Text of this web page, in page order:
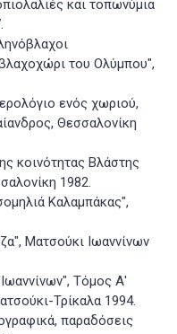
και τοπωνύμια
του Ολύμπου",
ενός χωριού,
Θεσσαλονίκη
κοινότητας Βλάστης
1982.
Καλαμπάκας",
Ματσούκι Ιωαννίνων
Τόμος Α'
Τρίκαλα 1994.
παραδόσεις